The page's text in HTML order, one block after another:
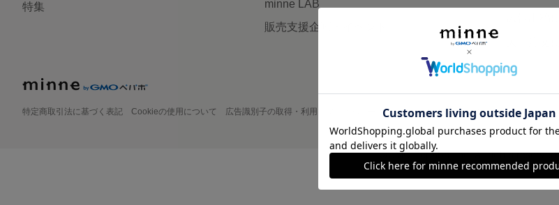
特集
minne LAB
販売支援企画・イベント
特定商取引法に基づく表記 Cookieの使用について 広告識別子の取得・利用 プライバシーポリシー 会社概要 採用情報 メディアキット
©GMO Pepabo, Inc. All rights reserved.